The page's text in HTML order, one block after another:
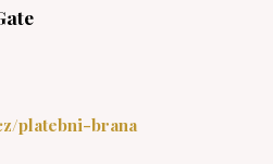
platebni-brana